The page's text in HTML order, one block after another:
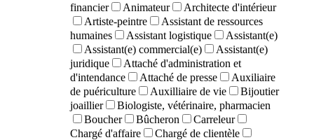
financier
Animateur
Architecte d'intérieur
Artiste-peintre
Assistant de ressources
humaines
Assistant logistique
Assistant(e)
Assistant(e) commercial(e)
Assistant(e)
juridique
Attaché d'administration et
d'intendance
Attaché de presse
Auxiliaire
de puériculture
Auxilliaire de vie
Bijoutier
joaillier
Biologiste, vétérinaire, pharmacien
Boucher
Bûcheron
Carreleur
Chargé d'affaire
Chargé de clientèle